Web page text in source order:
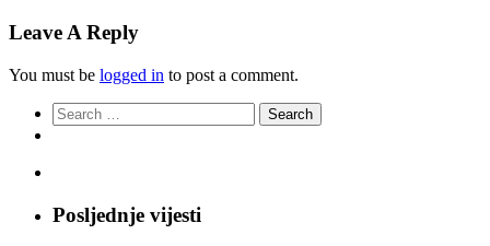
Leave A Reply
You must be logged in to post a comment.
Search
for:
Posljednje vijesti